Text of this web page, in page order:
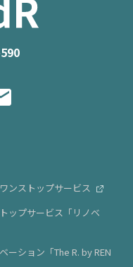
ンストップサービス
ップサービス「リノベ
ーション「The R. by REN